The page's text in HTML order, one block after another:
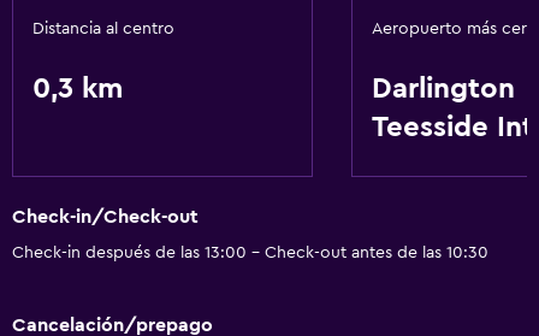
Distancia al centro
0,3 km
Aeropuerto más
Darlington
Teesside
Check-in/Check-out
Check-in después de las 13:00 - Check-out antes de las 10:30
Cancelación/prepago